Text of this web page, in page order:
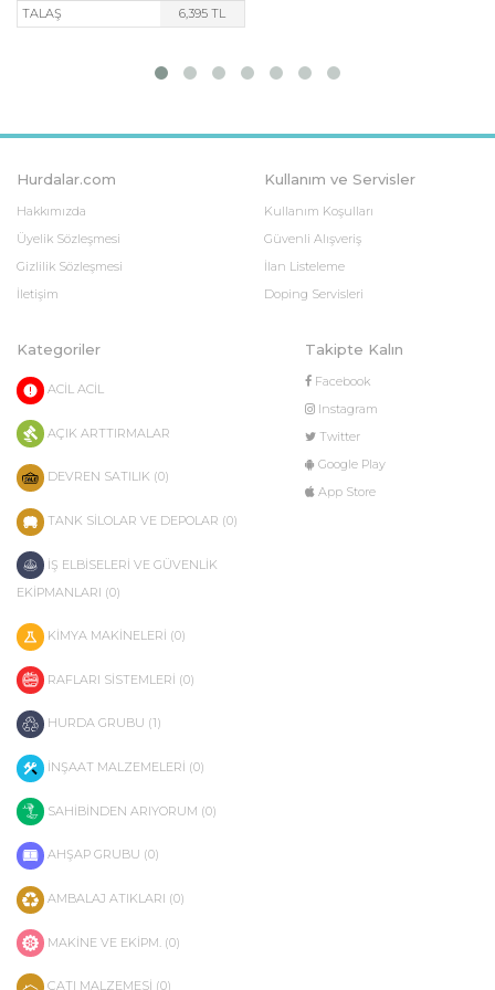
TALAŞ
6,395 TL
Hurdalar.com
Hakkımızda
Üyelik Sözleşmesi
Gizlilik Sözleşmesi
İletişim
Kullanım ve Servisler
Kullanım Koşulları
Güvenli Alışveriş
İlan Listeleme
Doping Servisleri
Kategoriler
ACİL ACİL
AÇIK ARTTIRMALAR
DEVREN SATILIK (0)
TANK SİLOLAR VE DEPOLAR (0)
İŞ ELBİSELERİ VE GÜVENLİK
EKİPMANLARI (0)
KİMYA MAKİNELERİ (0)
RAFLARI SİSTEMLERİ (0)
HURDA GRUBU (1)
İNŞAAT MALZEMELERİ (0)
SAHİBİNDEN ARIYORUM (0)
AHŞAP GRUBU (0)
AMBALAJ ATIKLARI (0)
MAKİNE VE EKİPM. (0)
ÇATI MALZEMESİ (0)
Takipte Kalın
Facebook
Instagram
Twitter
Google Play
App Store